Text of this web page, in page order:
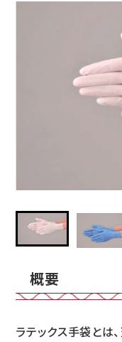
概要
ラテックス手袋とは